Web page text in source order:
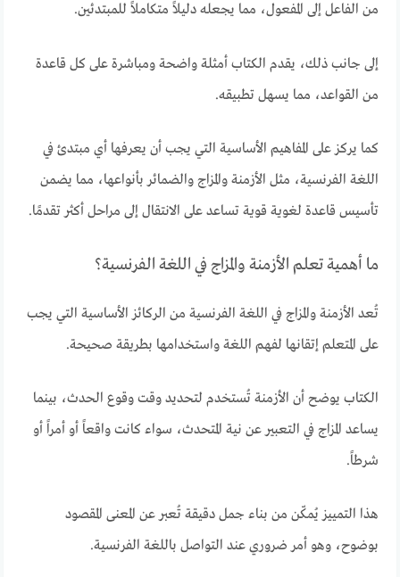
من الفاعل إلى المفعول، مما يجعله دليلاً متكاملاً للمبتدئين.
إلى جانب ذلك، يقدم الكتاب أمثلة واضحة ومباشرة على كل قاعدة
من القواعد، مما يسهل تطبيقه.
كما يركز على المفاهيم الأساسية التي يجب أن يعرفها أي مبتدئ في
اللغة الفرنسية، مثل الأزمنة والمزاج والضمائر بأنواعها، مما يضمن
تأسيس قاعدة لغوية قوية تساعد على الانتقال إلى مراحل أكثر تقدمًا.
ما أهمية تعلم الأزمنة والمزاج في اللغة الفرنسية؟
تُعد الأزمنة والمزاج في اللغة الفرنسية من الركائز الأساسية التي يجب
على المتعلم إتقانها لفهم اللغة واستخدامها بطريقة صحيحة.
الكتاب يوضح أن الأزمنة تُستخدم لتحديد وقت وقوع الحدث، بينما
يساعد المزاج في التعبير عن نية المتحدث، سواء كانت واقعاً أو أمراً أو
شرطاً.
هذا التمييز يُمكّن من بناء جمل دقيقة تُعبر عن المعنى المقصود
بوضوح، وهو أمر ضروري عند التواصل باللغة الفرنسية.